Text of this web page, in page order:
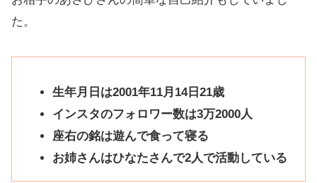
た。
生年月日は2001年11月14日21歳
インスタのフォロワー数は3万2000人
座右の銘は遊んで食って寝る
お姉さんはひなたさんで2人で活動している